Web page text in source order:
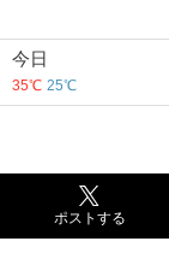
今日
35℃ 25℃
ポストする